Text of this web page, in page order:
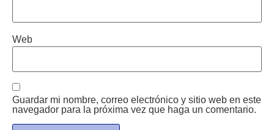
Web
Guardar mi nombre, correo electrónico y sitio web en este
navegador para la próxima vez que haga un comentario.